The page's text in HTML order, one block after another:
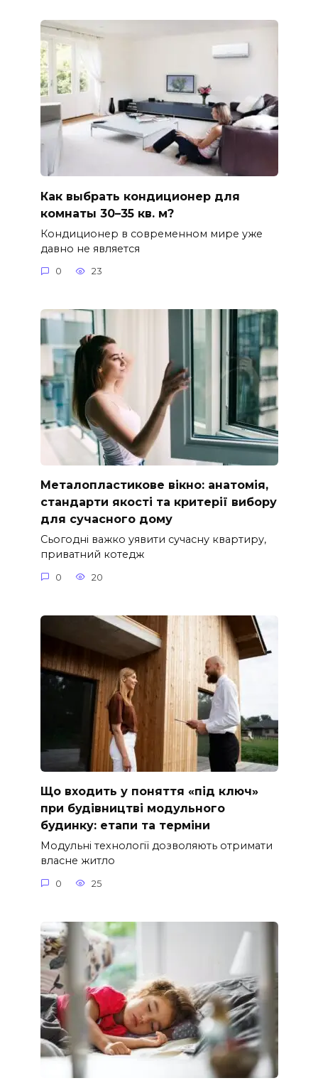
Как выбрать кондиционер для
комнаты 30–35 кв. м?
Кондиционер в современном мире уже
давно не является
0 23
Металопластикове вікно: анатомія,
стандарти якості та критерії вибору
для сучасного дому
Сьогодні важко уявити сучасну квартиру,
приватний котедж
0 20
Що входить у поняття «під ключ»
при будівництві модульного
будинку: етапи та терміни
Модульні технології дозволяють отримати
власне житло
0 25